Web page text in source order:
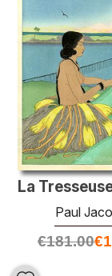
Paul
€181.00€